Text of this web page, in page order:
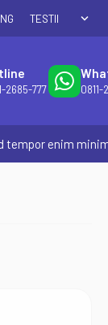
TESTIMONIAL
expand_more
2685-777 0811-
enim minim